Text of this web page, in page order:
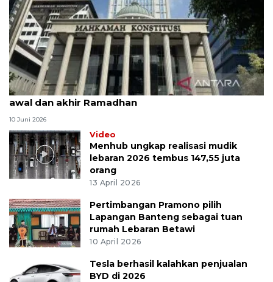
MK uji materi UU Peradilan Agama perihal isbat
awal dan akhir Ramadhan
10 Juni 2026
Video
Menhub ungkap realisasi mudik
lebaran 2026 tembus 147,55 juta
orang
13 April 2026
Pertimbangan Pramono pilih
Lapangan Banteng sebagai tuan
rumah Lebaran Betawi
10 April 2026
Tesla berhasil kalahkan penjualan
BYD di 2026